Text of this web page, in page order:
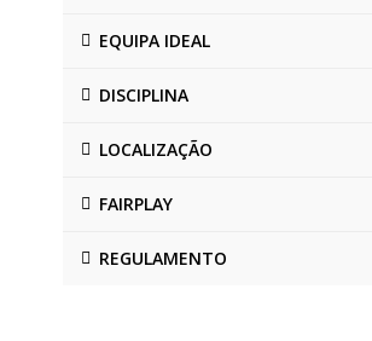
EQUIPA IDEAL
DISCIPLINA
LOCALIZAÇÃO
FAIRPLAY
REGULAMENTO